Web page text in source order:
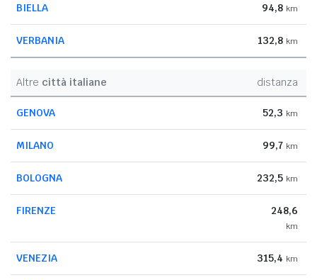
BIELLA 94,8 km
VERBANIA 132,8 km
Altre città italiane distanza
GENOVA 52,3 km
MILANO 99,7 km
BOLOGNA 232,5 km
FIRENZE 248,6
km
VENEZIA 315,4 km